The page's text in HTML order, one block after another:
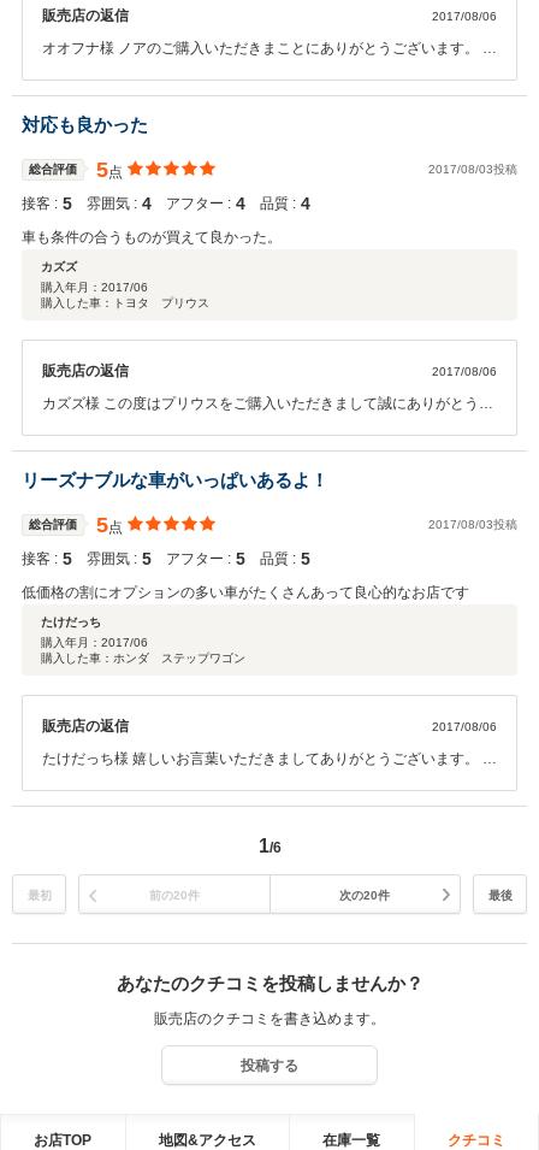
販売店の返信 2017/08/06
オオフナ様 ノアのご購入いただきまことにありがとうございます。 そ
く通られてる中で、お気に入りいただけるノアを見つけていただきあ
りがとうございました。 ご納車後からが、カーライフサポートをさせ
ていただく私共の役割だと考えております。 メンテナンス、車検など
の際、また万が一のぶつけてしまった時、保険修理の時にもレンタカ
ーのご用意や板金修理、保険修理対応にも自信がありますので、お車
のことで『なにか』の際はぜひご利用ください。 今後ともよろしくお
願いいたします。
対応も良かった
総合評価 5点 2017/08/03投稿
接客 : 5 雰囲気 : 4 アフター : 4 品質 : 4
車も条件の合うものが買えて良かった。
カズズ
購入年月： 2017/06
購入した車：トヨタ プリウス
販売店の返信 2017/08/06
カズズ様 この度はプリウスをご購入いただきまして誠にありがとうご
うれしく思っております。 ご要望にお応えできたのではと実感し、喜
びを感じております。 お客様ひとり一人が違ったクルマの使い方をさ
れるので、その使い方に応じて、最適なクルマをご提案差し上げるこ
とを第一に私どもでは考えております。今後ひとりひとりのお客様へ
最適な一台をご提案できるよう努めてまいりたいと思います。今後
も、お車のメンテナンスはもちろん、アフターパーツのこと、ライフ
スタイルが変わったりされた際にも、ご相談いただければ幸いです。
リーズナブルな車がいっぱいあるよ！
総合評価 5点 2017/08/03投稿
接客 : 5 雰囲気 : 5 アフター : 5 品質 : 5
低価格の割にオプションの多い車がたくさんあって良心的なお店です
たけだっち
購入年月： 2017/06
購入した車：ホンダ ステップワゴン
販売店の返信 2017/08/06
たけだっち様 嬉しいお言葉いただきましてありがとうございます。 車
ョン、メンテナンス状況など様々なチェックを行い、さらにお買い得
ストパフォーマンスの高い商品を取り揃えるよう努めております。 商
品だけでなく、ご購入後はカーライフサポーターとして弊社をご利用
いただけましたら幸いです。 どうぞ末永くステップワゴンをご愛乗く
ださい。
1/6
最初 前の20件 次の20件 最後
あなたのクチコミを投稿しませんか？
販売店のクチコミを書き込めます。
投稿する
お店TOP 地図&アクセス 在庫一覧 クチコミ